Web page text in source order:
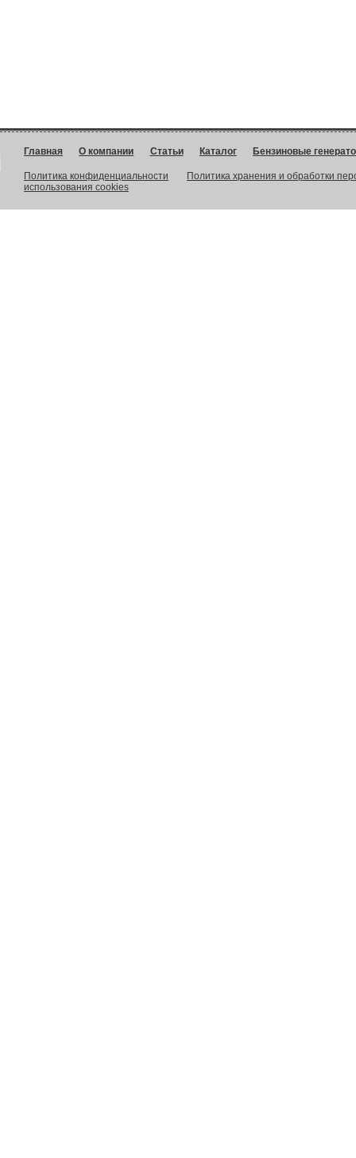
Главная О компании Статьи Каталог Бензиновые
Политика конфиденциальности
Политика хранения и обработки
использования cookies